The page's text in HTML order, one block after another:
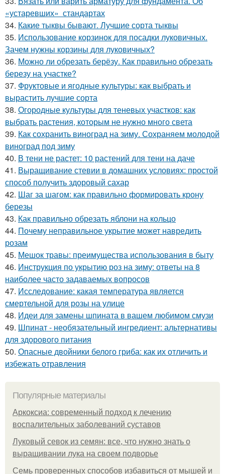
«устаревших» стандартах
34. Какие тыквы бывают. Лучшие сорта тыквы
35. Использование корзинок для посадки луковичных.
Зачем нужны корзины для луковичных?
36. Можно ли обрезать берёзу. Как правильно обрезать
березу на участке?
37. Фруктовые и ягодные культуры: как выбрать и
вырастить лучшие сорта
38. Огородные культуры для теневых участков: как
выбрать растения, которым не нужно много света
39. Как сохранить виноград на зиму. Сохраняем молодой
виноград под зиму
40. В тени не растет: 10 растений для тени на даче
41. Выращивание стевии в домашних условиях: простой
способ получить здоровый сахар
42. Шаг за шагом: как правильно формировать крону
березы
43. Как правильно обрезать яблони на кольцо
44. Почему неправильное укрытие может навредить
розам
45. Мешок травы: преимущества использования в быту
46. Инструкция по укрытию роз на зиму: ответы на 8
наиболее часто задаваемых вопросов
47. Исследование: какая температура является
смертельной для розы на улице
48. Идеи для замены шпината в вашем любимом смузи
49. Шпинат - необязательный ингредиент: альтернативы
для здорового питания
50. Опасные двойники белого гриба: как их отличить и
избежать отравления
Популярные материалы
Аркоксиа: современный подход к лечению
воспалительных заболеваний суставов
Луковый севок из семян: все, что нужно знать о
выращивании лука на своем подворье
Семь проверенных способов избавиться от мышей и